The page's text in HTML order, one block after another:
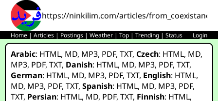
https://ninkilim.com/articles/
Home |Articles | Postings |Weather |Top |Trending |Status Login
Arabic: HTML, MD, MP3, PDF,TXT,Czech: HTML, MD,
MP3, PDF,TXT, Danish: HTML, MD, MP3, PDF,TXT,
German: HTML, MD, MP3, PDF,TXT, English: HTML,
MD, MP3, PDF,TXT,Spanish: HTML, MD, MP3, PDF,
TXT, Persian: HTML, MD, PDF,TXT, Finnish: HTML,